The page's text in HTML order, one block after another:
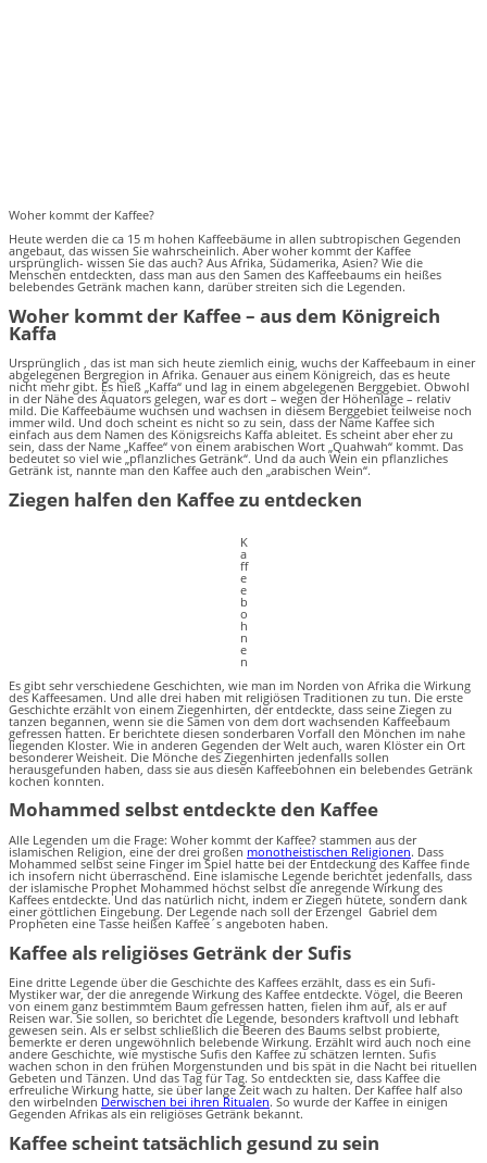
Woher kommt der Kaffee?
Heute werden die ca 15 m hohen Kaffeebäume in allen subtropischen Gegenden
angebaut, das wissen Sie wahrscheinlich. Aber woher kommt der Kaffee
ursprünglich- wissen Sie das auch? Aus Afrika, Südamerika, Asien? Wie die
Menschen entdeckten, dass man aus den Samen des Kaffeebaums ein heißes
belebendes Getränk machen kann, darüber streiten sich die Legenden.
Woher kommt der Kaffee – aus dem Königreich
Kaffa
Ursprünglich , das ist man sich heute ziemlich einig, wuchs der Kaffeebaum in einer
abgelegenen Bergregion in Afrika. Genauer aus einem Königreich, das es heute
nicht mehr gibt. Es hieß „Kaffa“ und lag in einem abgelegenen Berggebiet. Obwohl
in der Nähe des Äquators gelegen, war es dort – wegen der Höhenlage – relativ
mild. Die Kaffeebäume wuchsen und wachsen in diesem Berggebiet teilweise noch
immer wild. Und doch scheint es nicht so zu sein, dass der Name Kaffee sich
einfach aus dem Namen des Königsreichs Kaffa ableitet. Es scheint aber eher zu
sein, dass der Name „Kaffee“ von einem arabischen Wort „Quahwah“ kommt. Das
bedeutet so viel wie „pflanzliches Getränk“. Und da auch Wein ein pflanzliches
Getränk ist, nannte man den Kaffee auch den „arabischen Wein“.
Ziegen halfen den Kaffee zu entdecken
K
a
ff
e
e
b
o
h
n
e
n
Es gibt sehr verschiedene Geschichten, wie man im Norden von Afrika die Wirkung
des Kaffeesamen. Und alle drei haben mit religiösen Traditionen zu tun. Die erste
Geschichte erzählt von einem Ziegenhirten, der entdeckte, dass seine Ziegen zu
tanzen begannen, wenn sie die Samen von dem dort wachsenden Kaffeebaum
gefressen hatten. Er berichtete diesen sonderbaren Vorfall den Mönchen im nahe
liegenden Kloster. Wie in anderen Gegenden der Welt auch, waren Klöster ein Ort
besonderer Weisheit. Die Mönche des Ziegenhirten jedenfalls sollen
herausgefunden haben, dass sie aus diesen Kaffeebohnen ein belebendes Getränk
kochen konnten.
Mohammed selbst entdeckte den Kaffee
Alle Legenden um die Frage: Woher kommt der Kaffee? stammen aus der
islamischen Religion, eine der drei großen monotheistischen Religionen. Dass
Mohammed selbst seine Finger im Spiel hatte bei der Entdeckung des Kaffee finde
ich insofern nicht überraschend. Eine islamische Legende berichtet jedenfalls, dass
der islamische Prophet Mohammed höchst selbst die anregende Wirkung des
Kaffees entdeckte. Und das natürlich nicht, indem er Ziegen hütete, sondern dank
einer göttlichen Eingebung. Der Legende nach soll der Erzengel Gabriel dem
Propheten eine Tasse heißen Kaffee´s angeboten haben.
Kaffee als religiöses Getränk der Sufis
Eine dritte Legende über die Geschichte des Kaffees erzählt, dass es ein Sufi-
Mystiker war, der die anregende Wirkung des Kaffee entdeckte. Vögel, die Beeren
von einem ganz bestimmtem Baum gefressen hatten, fielen ihm auf, als er auf
Reisen war. Sie sollen, so berichtet die Legende, besonders kraftvoll und lebhaft
gewesen sein. Als er selbst schließlich die Beeren des Baums selbst probierte,
bemerkte er deren ungewöhnlich belebende Wirkung. Erzählt wird auch noch eine
andere Geschichte, wie mystische Sufis den Kaffee zu schätzen lernten. Sufis
wachen schon in den frühen Morgenstunden und bis spät in die Nacht bei rituellen
Gebeten und Tänzen. Und das Tag für Tag. So entdeckten sie, dass Kaffee die
erfreuliche Wirkung hatte, sie über lange Zeit wach zu halten. Der Kaffee half also
den wirbelnden Derwischen bei ihren Ritualen. So wurde der Kaffee in einigen
Gegenden Afrikas als ein religiöses Getränk bekannt.
Kaffee scheint tatsächlich gesund zu sein